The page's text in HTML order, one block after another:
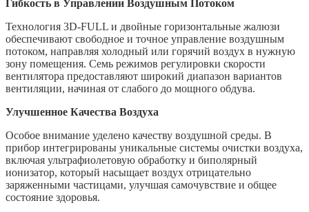
Гибкость в Управлении Воздушным Потоком
Технология 3D-FULL и двойные горизонтальные жалюзи
обеспечивают свободное и точное управление воздушным
потоком, направляя холодный или горячий воздух в нужную
зону помещения. Семь режимов регулировки скорости
вентилятора предоставляют широкий диапазон вариантов
вентиляции, начиная от слабого до мощного обдува.
Улучшенное Качества Воздуха
Особое внимание уделено качеству воздушной среды. В
прибор интегрированы уникальные системы очистки воздуха,
включая ультрафиолетовую обработку и биполярный
ионизатор, который насыщает воздух отрицательно
заряженными частицами, улучшая самочувствие и общее
состояние здоровья.